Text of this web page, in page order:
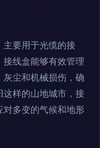
主要用于光缆的接
线盒能够有效管理
尘和机械损伤，确
样的山地城市，接
多变的气候和地形